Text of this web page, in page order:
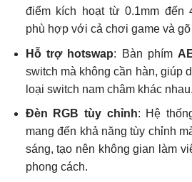
điểm kích hoạt từ 0.1mm đến
phù hợp với cả chơi game và
Hỗ trợ hotswap: Bàn phím
switch mà không cần hàn, giúp
loại switch nam châm khác nhau.
Đèn RGB tùy chỉnh: Hệ
mang đến khả năng tùy chỉnh
sáng, tạo nên không gian làm
phong cách.